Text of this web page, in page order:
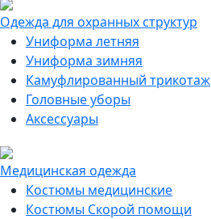
Одежда для охранных структур
Униформа летняя
Униформа зимняя
Камуфлированный трикотаж
Головные уборы
Аксессуары
Медицинская одежда
Костюмы медицинские
Костюмы Скорой помощи